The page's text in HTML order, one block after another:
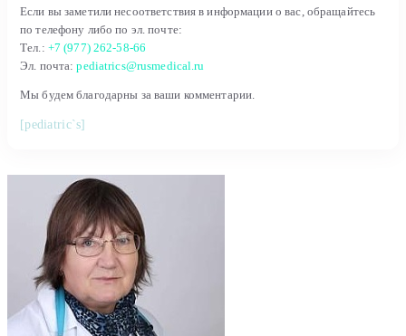
Если вы заметили несоответствия в информации о вас, обращайтесь
по телефону либо по эл. почте:
Тел.: +7 (977) 262-58-66
Эл. почта:pediatrics@rusmedical.ru
Мы будем благодарны за ваши комментарии.
[pediatric`s]